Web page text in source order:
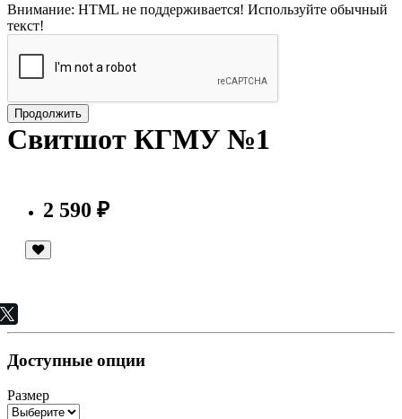
Внимание: HTML не поддерживается! Используйте обычный
текст!
Продолжить
Свитшот КГМУ №1
2 590 ₽
Доступные опции
Размер